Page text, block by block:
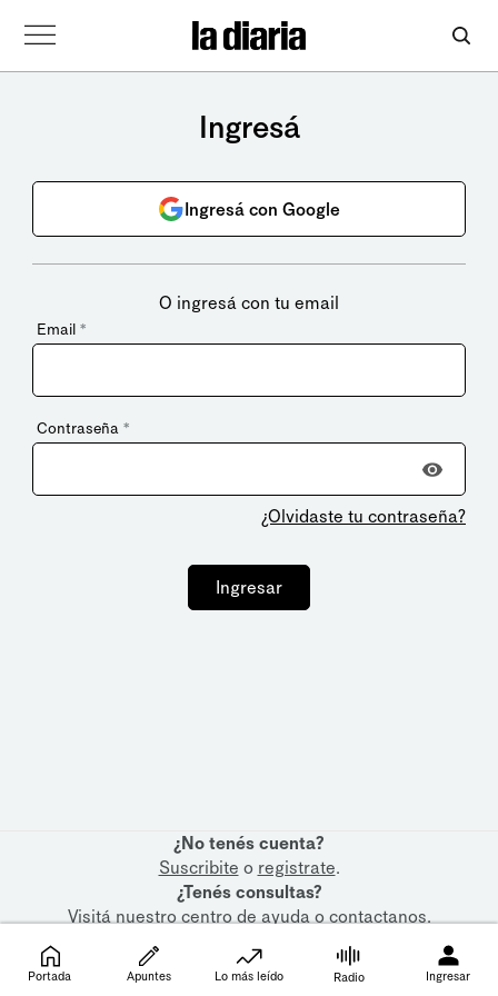
Ingresá
Ingresá con Google
O ingresá con tu email
Email *
Contraseña *
¿Olvidaste tu contraseña?
Ingresar
¿No tenés cuenta?
Suscribite o registrate.
¿Tenés consultas?
Visitá nuestrocentro de ayudaocontactanos.
Portada Apuntes Lo más leído Radio Ingresar